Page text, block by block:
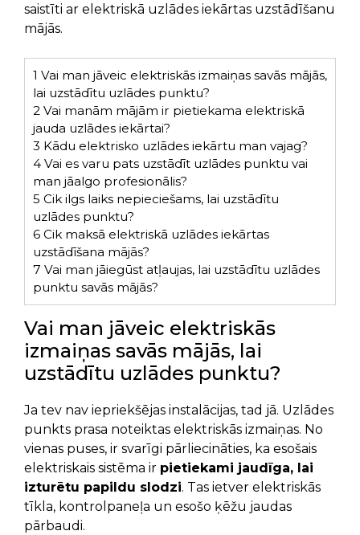
saistīti ar elektriskā uzlādes iekārtas uzstādīšanu
mājās.
1 Vai man jāveic elektriskās izmaiņas savās mājās,
lai uzstādītu uzlādes punktu?
2 Vai manām mājām ir pietiekama elektriskā
jauda uzlādes iekārtai?
3 Kādu elektrisko uzlādes iekārtu man vajag?
4 Vai es varu pats uzstādīt uzlādes punktu vai
man jāalgo profesionālis?
5 Cik ilgs laiks nepieciešams, lai uzstādītu
uzlādes punktu?
6 Cik maksā elektriskā uzlādes iekārtas
uzstādīšana mājās?
7 Vai man jāiegūst atļaujas, lai uzstādītu uzlādes
punktu savās mājās?
Vai man jāveic elektriskās
izmaiņas savās mājās, lai
uzstādītu uzlādes punktu?
Ja tev nav iepriekšējas instalācijas, tad jā. Uzlādes
punkts prasa noteiktas elektriskās izmaiņas. No
vienas puses, ir svarīgi pārliecināties, ka esošais
elektriskais sistēma ir pietiekami jaudīga, lai
izturētu papildu slodzi. Tas ietver elektriskās
tīkla, kontrolpaneļa un esošo ķēžu jaudas
pārbaudi.